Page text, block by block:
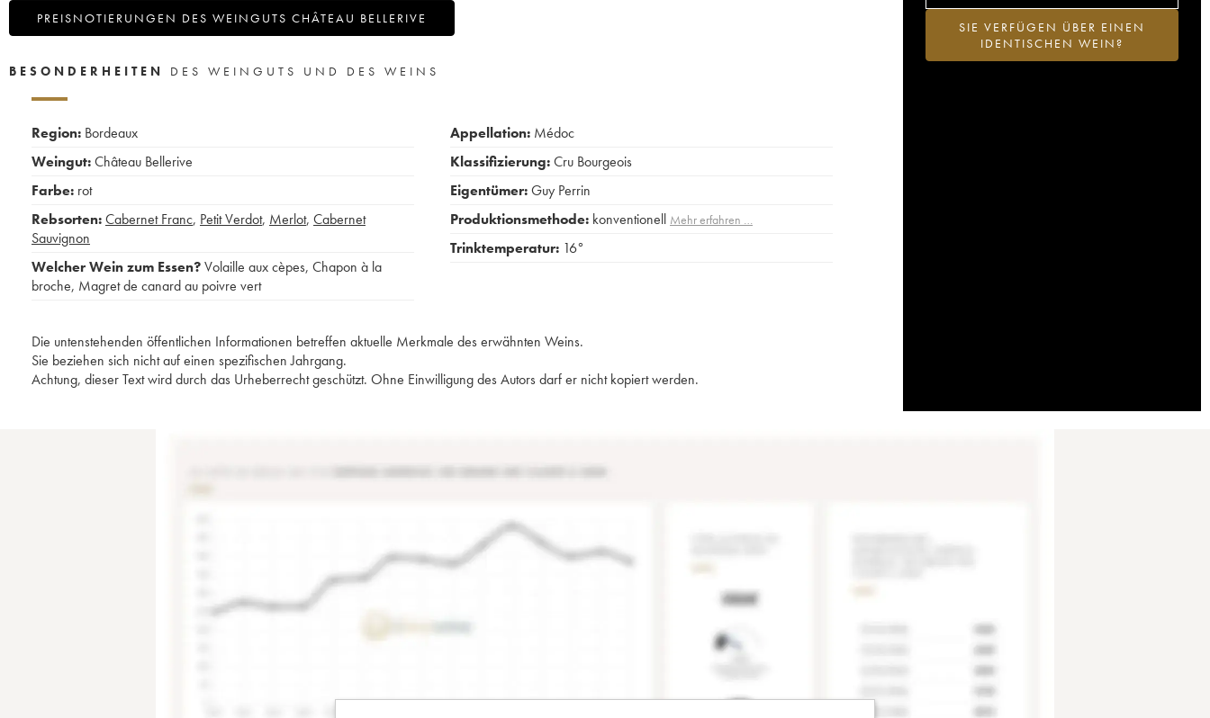
PREISNOTIERUNGEN DES WEINGUTS CHÂTEAU BELLERIVE
SIE VERFÜGEN ÜBER EINEN
IDENTISCHEN WEIN?
BESONDERHEITEN
DES WEINGUTS UND DES WEINS
Region: Bordeaux
Weingut:Château Bellerive
Farbe: rot
Rebsorten:Cabernet Franc, Petit Verdot, Merlot, Cabernet
Sauvignon
Welcher Wein zum Essen?Volaille aux cèpes, Chapon à la
broche, Magret de canard au poivre vert
Appellation: Médoc
Klassifizierung:Cru Bourgeois
Eigentümer:Guy Perrin
Produktionsmethode: konventionell Mehr erfahren …
Trinktemperatur: 16°
Die untenstehenden öffentlichen Informationen betreffen aktuelle Merkmale des erwähnten Weins.
Sie beziehen sich nicht auf einen spezifischen Jahrgang.
Achtung, dieser Text wird durch das Urheberrecht geschützt. Ohne Einwilligung des Autors darf er nicht kopiert werden.